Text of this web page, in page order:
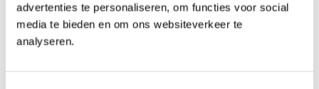
advertenties te personaliseren, om functies voor social
media te bieden en om ons websiteverkeer te
analyseren.
Ik maak de berekening als volgt: De vierkante meters dakoppervlakte x
het aantal liter per m2. Dit getal deel ik door 30 dagen en u kunt
uitrekenen hoe snel een regenton vol is. (een gemiddelde regenton heeft